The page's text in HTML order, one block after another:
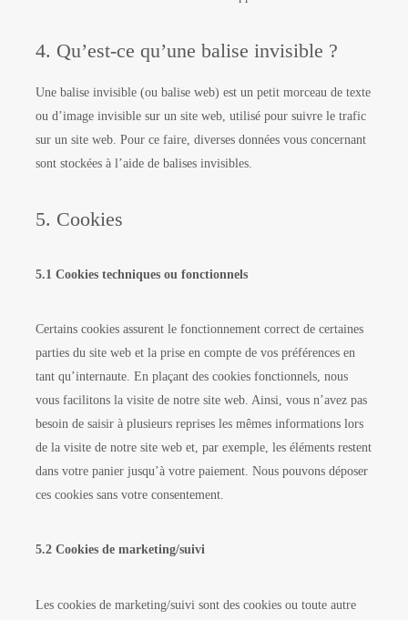
4. Qu’est-ce qu’une balise invisible ?
Une balise invisible (ou balise web) est un petit morceau de texte
ou d’image invisible sur un site web, utilisé pour suivre le trafic
sur un site web. Pour ce faire, diverses données vous concernant
sont stockées à l’aide de balises invisibles.
5. Cookies
5.1 Cookies techniques ou fonctionnels
Certains cookies assurent le fonctionnement correct de certaines
parties du site web et la prise en compte de vos préférences en
tant qu’internaute. En plaçant des cookies fonctionnels, nous
vous facilitons la visite de notre site web. Ainsi, vous n’avez pas
besoin de saisir à plusieurs reprises les mêmes informations lors
de la visite de notre site web et, par exemple, les éléments restent
dans votre panier jusqu’à votre paiement. Nous pouvons déposer
ces cookies sans votre consentement.
5.2 Cookies de marketing/suivi
Les cookies de marketing/suivi sont des cookies ou toute autre